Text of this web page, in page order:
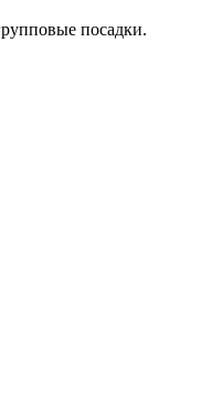
посадки.